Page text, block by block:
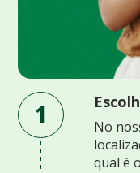
1
No
qual é